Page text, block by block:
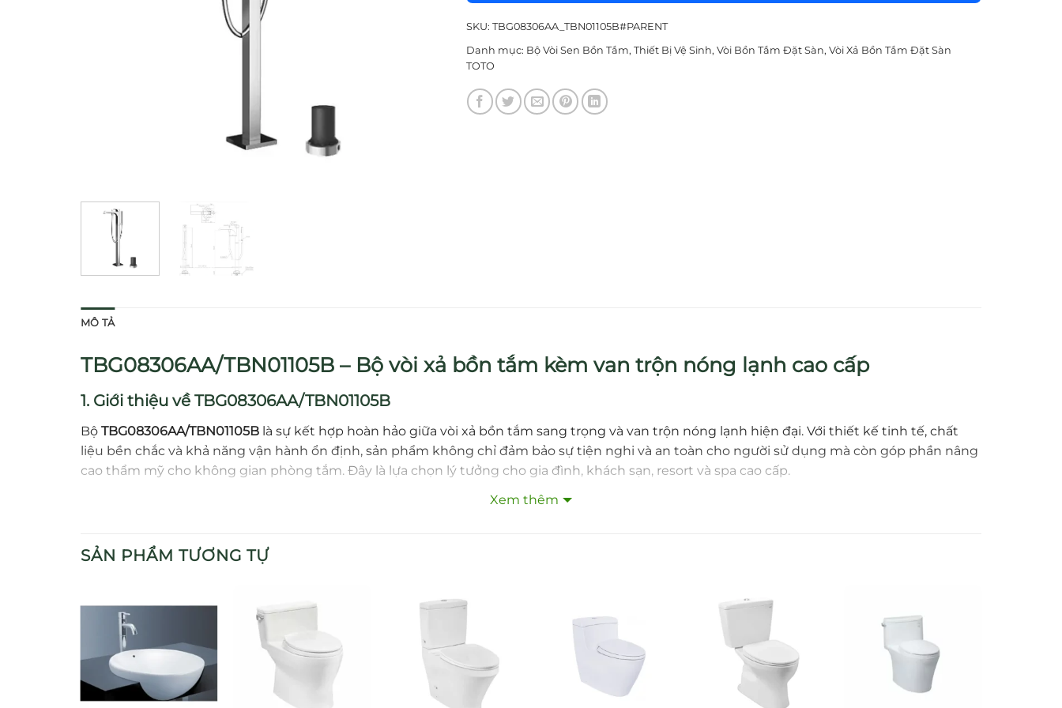
SKU: TBG08306AA_TBN01105B#PARENT
Danh mục: Bộ Vòi Sen Bồn Tắm, Thiết Bị Vệ Sinh, Vòi Bồn Tắm Đặt Sàn, Vòi Xả Bồn Tắm Đặt Sàn
TOTO
MÔ TẢ
TBG08306AA/TBN01105B – Bộ vòi xả bồn tắm kèm van trộn nóng lạnh cao cấp
1. Giới thiệu về TBG08306AA/TBN01105B
Bộ TBG08306AA/TBN01105B là sự kết hợp hoàn hảo giữa vòi xả bồn tắm sang trọng và van trộn nóng lạnh hiện đại. Với thiết kế tinh tế, chất
liệu bền chắc và khả năng vận hành ổn định, sản phẩm không chỉ đảm bảo sự tiện nghi và an toàn cho người sử dụng mà còn góp phần nâng
cao thẩm mỹ cho không gian phòng tắm. Đây là lựa chọn lý tưởng cho gia đình, khách sạn, resort và spa cao cấp.
trọng, phù hợp nhiều loại bồn tắm. Lưu lượng nước mạnh mẽ và ổn định giúp làm đầy bồn nhanh chóng.
: Cho phép điều chỉnh nhiệt độ nước chính xác, an toàn, ngăn ngừa tình trạng thay đổi nhiệt độ đột ngột.
Sự kết hợp mang đến trải nghiệm thư giãn thoải mái, tiện ích và an toàn tuyệt đối cho người dùng.
3. Ưu điểm khi sử dụng TBG08306AA/TBN01105B
Xả nước nhanh, mạnh: Lưu lượng đều và êm ái.
Xem thêm
SẢN PHẨM TƯƠNG TỰ